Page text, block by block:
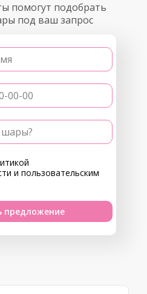
помогут подобрать
под ваш запрос
и пользовательским
предложение